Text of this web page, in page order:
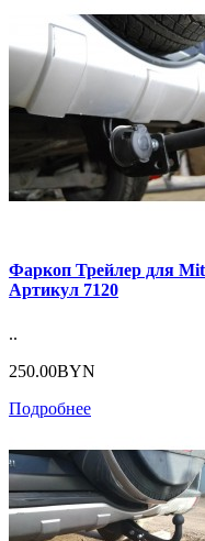
Фаркоп Трейлер для
Артикул 7120
..
250.00BYN
Подробнее